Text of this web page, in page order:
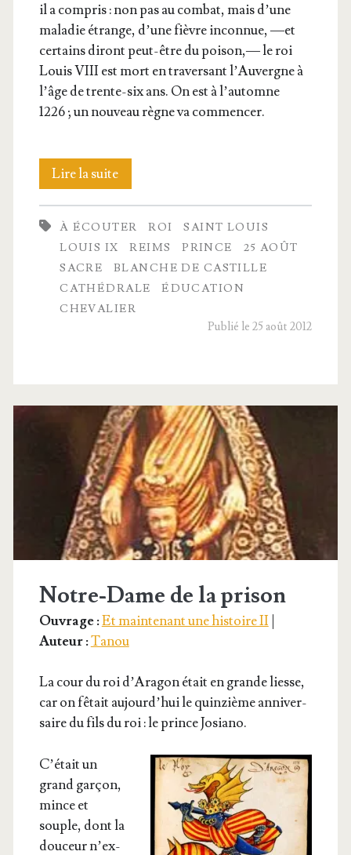
il a com­pris : non pas au com­bat, mais d’une
mala­die étrange, d’une fièvre incon­nue, —et
cer­tains diront peut-être du poi­son,— le roi
Louis VIII est mort en tra­ver­sant l’Au­vergne à
l’âge de trente-six ans. On est à l’au­tomne
1226 ; un nou­veau règne va commencer.
Lire la suiteLa
jeu­
nesse
du
roi
À ÉCOUTER ROI
SAINT LOUIS
LOUIS IX
REIMS PRINCE
25 AOÛT
SACRE
BLANCHE DE CASTILLE
CATHÉDRALE
ÉDUCATION
CHEVALIER
Publié le 25 août 2012
Notre-Dame de la prison
Ouvrage :Et maintenant une histoire II
Auteur :Tanou
La cour du roi d’A­ra­gon était en grande liesse,
car on fêtait aujourd’­hui le quin­zième anni­ver­
saire du fils du roi : le prince Josiano.
C’é­tait un
grand gar­çon,
mince et
souple, dont la
dou­ceur n’ex­